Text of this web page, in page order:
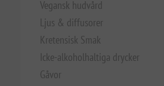
Vegansk hudvård
Ljus & diffusorer
Kretensisk Smak
Icke-alkoholhaltiga drycker
Gåvor